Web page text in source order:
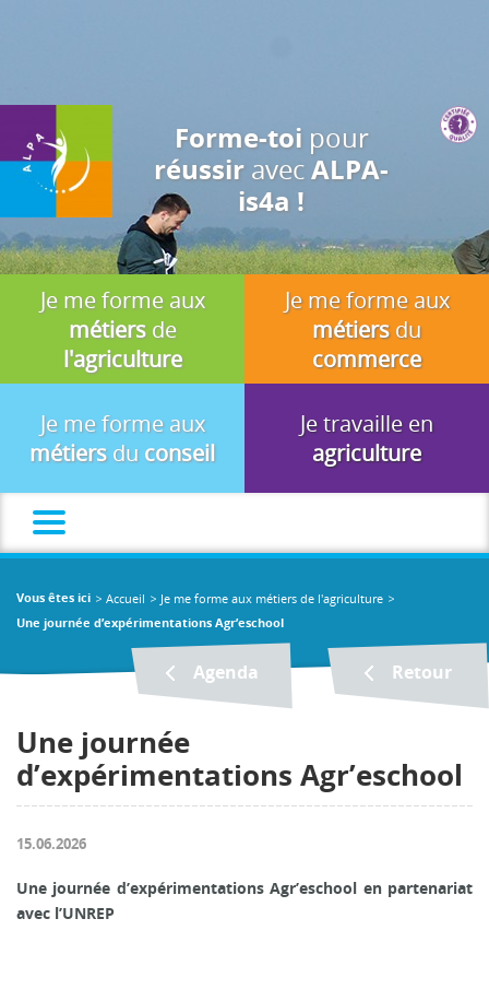
Forme-toipour
réussir avecALPA-
is4a !
Je me forme aux
métiersde
l'agriculture
Je me forme aux
métiersdu
commerce
Je me forme aux
métiersdu conseil
Je travaille en
agriculture
Vous êtes ici Accueil Je me forme aux métiers de l'agriculture
Une journée d’expérimentations Agr’eschool
Retour
Agenda
Une journée
d’expérimentations Agr’eschool
15.06.2026
Une journée d’expérimentations Agr’eschool en partenariat
avec l’UNREP